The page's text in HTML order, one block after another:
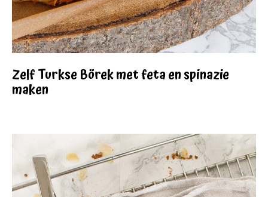
Zelf Turkse Börek met feta en spinazie
maken